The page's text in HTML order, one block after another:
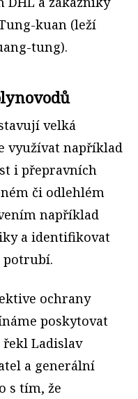
kuan (leží
tung).
velká
využívat například
i přepravních
či odlehlém
například
a identifikovat
potrubí.
ochrany
poskytovat
řekl Ladislav
a generální
s tím, že